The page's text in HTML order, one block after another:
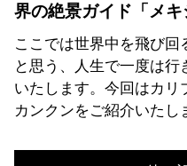
界の絶景ガイド「メキ
ここでは世界中を飛び回
と思う、人生で一度は
いたします。今回はカリ
カンクンをご紹介いたし